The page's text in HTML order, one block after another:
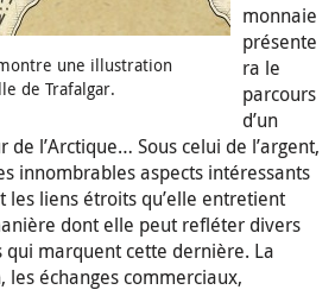
une illustration
de Trafalgar.
monnaie
présente
ra le
parcours
d’un
l’Arctique… Sous celui de l’argent,
innombrables aspects intéressants
liens étroits qu’elle entretient
dont elle peut refléter divers
marquent cette dernière. La
les échanges commerciaux,